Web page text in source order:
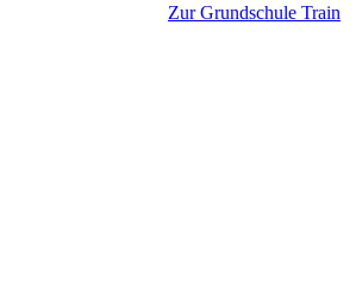
Zur Grundschule Train